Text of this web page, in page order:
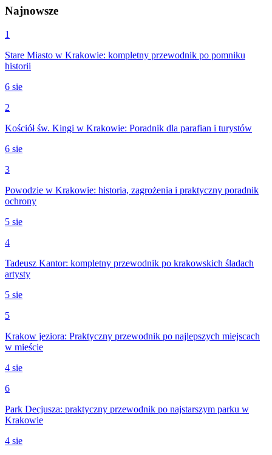
Najnowsze
1
Stare Miasto w Krakowie: kompletny przewodnik po pomniku
historii
6 sie
2
Kościół św. Kingi w Krakowie: Poradnik dla parafian i turystów
6 sie
3
Powodzie w Krakowie: historia, zagrożenia i praktyczny poradnik
ochrony
5 sie
4
Tadeusz Kantor: kompletny przewodnik po krakowskich śladach
artysty
5 sie
5
Krakow jeziora: Praktyczny przewodnik po najlepszych miejscach
w mieście
4 sie
6
Park Decjusza: praktyczny przewodnik po najstarszym parku w
Krakowie
4 sie